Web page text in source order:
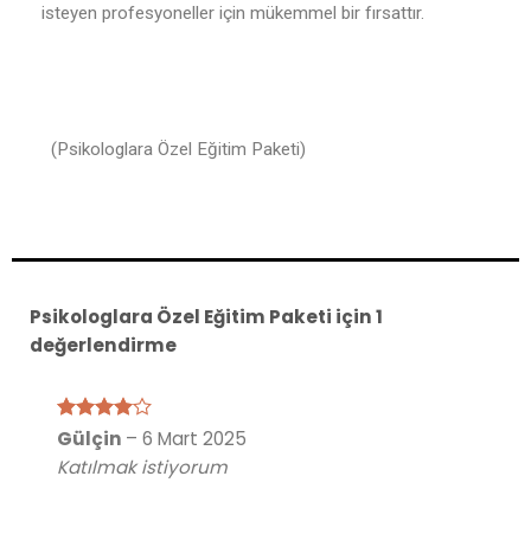
isteyen profesyoneller için mükemmel bir fırsattır.
(Psikologlara Özel Eğitim Paketi)
Psikologlara Özel Eğitim Paketi için 1
değerlendirme
5
üzerinden
4oy aldı
Gülçin – 6 Mart 2025
Katılmak istiyorum